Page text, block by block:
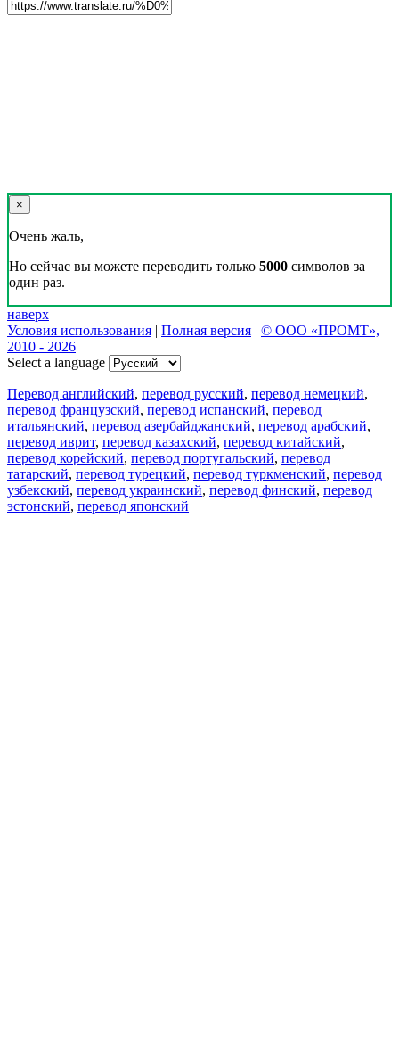
×
Очень жаль,
Но сейчас вы можете переводить только 5000 символов за
один раз.
наверх
Условия использования | Полная версия | © ООО «ПРОМТ»,
2010 - 2026
Select a language
Перевод английский, перевод русский, перевод немецкий,
перевод французский, перевод испанский, перевод
итальянский, перевод азербайджанский, перевод арабский,
перевод иврит, перевод казахский, перевод китайский,
перевод корейский, перевод португальский, перевод
татарский, перевод турецкий, перевод туркменский, перевод
узбекский, перевод украинский, перевод финский, перевод
эстонский, перевод японский